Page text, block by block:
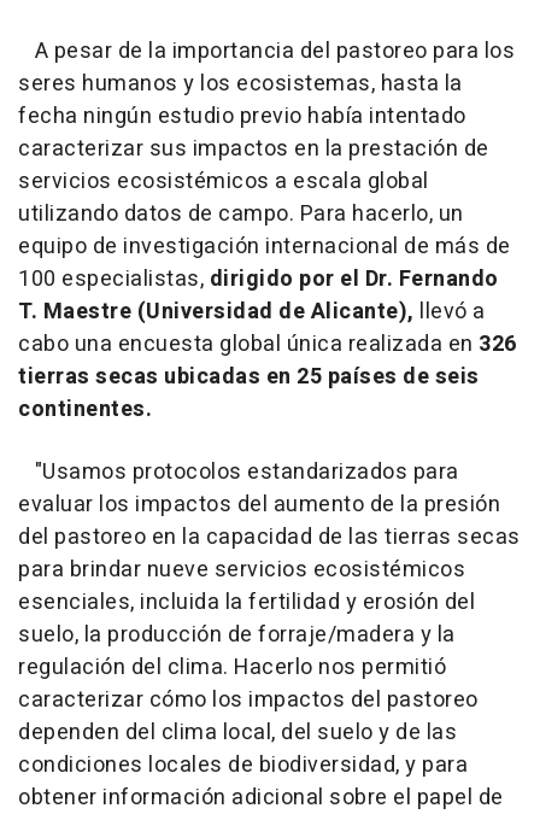
A pesar de la importancia del pastoreo para los
seres humanos y los ecosistemas, hasta la
fecha ningún estudio previo había intentado
caracterizar sus impactos en la prestación de
servicios ecosistémicos a escala global
utilizando datos de campo. Para hacerlo, un
equipo de investigación internacional de más de
100 especialistas, dirigido por el Dr. Fernando
T. Maestre (Universidad de Alicante), llevó a
cabo una encuesta global única realizada en 326
tierras secas ubicadas en 25 países de seis
continentes.
"Usamos protocolos estandarizados para
evaluar los impactos del aumento de la presión
del pastoreo en la capacidad de las tierras secas
para brindar nueve servicios ecosistémicos
esenciales, incluida la fertilidad y erosión del
suelo, la producción de forraje/madera y la
regulación del clima. Hacerlo nos permitió
caracterizar cómo los impactos del pastoreo
dependen del clima local, del suelo y de las
condiciones locales de biodiversidad, y para
obtener información adicional sobre el papel de